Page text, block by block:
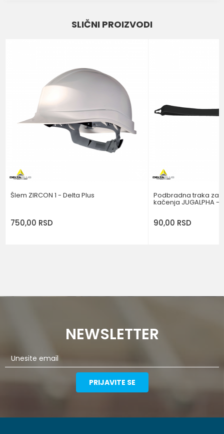
ZAŠTITNI ŠLEMOVI
SLIČNI PROIZVODI
Šlem ZIRCON 1 - Delta Plus
750,00 RSD
Podbradna traka za
kačenja JUGALPHA -
90,00 RSD
NEWSLETTER
PRIJAVITE SE